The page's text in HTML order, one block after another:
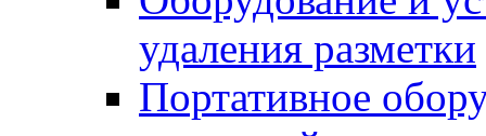
удаления разметки
Портативное